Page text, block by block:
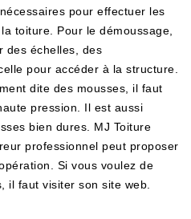
pour effectuer les
toiture. Pour le démoussage,
des échelles, des
pour accéder à la structure.
dite des mousses, il faut
pression. Il est aussi
bien dures. MJ Toiture
professionnel peut proposer
Si vous voulez de
il faut visiter son site web.